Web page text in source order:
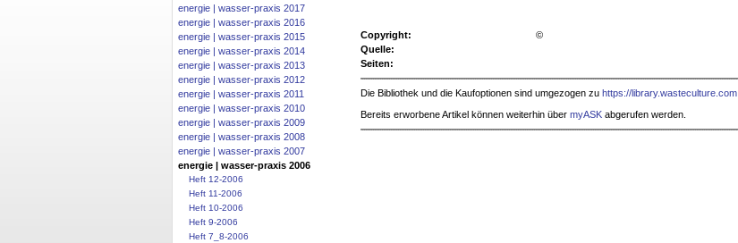
energie | wasser-praxis 2017
energie | wasser-praxis 2016
energie | wasser-praxis 2015
energie | wasser-praxis 2014
energie | wasser-praxis 2013
energie | wasser-praxis 2012
energie | wasser-praxis 2011
energie | wasser-praxis 2010
energie | wasser-praxis 2009
energie | wasser-praxis 2008
energie | wasser-praxis 2007
energie | wasser-praxis 2006
Heft 12-2006
Heft 11-2006
Heft 10-2006
Heft 9-2006
Heft 7_8-2006
Copyright:
©
Quelle:
Seiten:
Die Bibliothek und die Kaufoptionen sind umgezogen zu https://library.wasteculture.com
Bereits erworbene Artikel können weiterhin über myASK abgerufen werden.